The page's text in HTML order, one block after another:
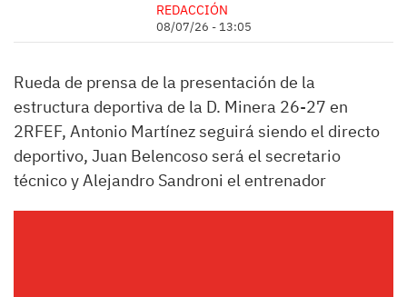
REDACCIÓN
08/07/26 - 13:05
Rueda de prensa de la presentación de la
estructura deportiva de la D. Minera 26-27 en
2RFEF, Antonio Martínez seguirá siendo el directo
deportivo, Juan Belencoso será el secretario
técnico y Alejandro Sandroni el entrenador